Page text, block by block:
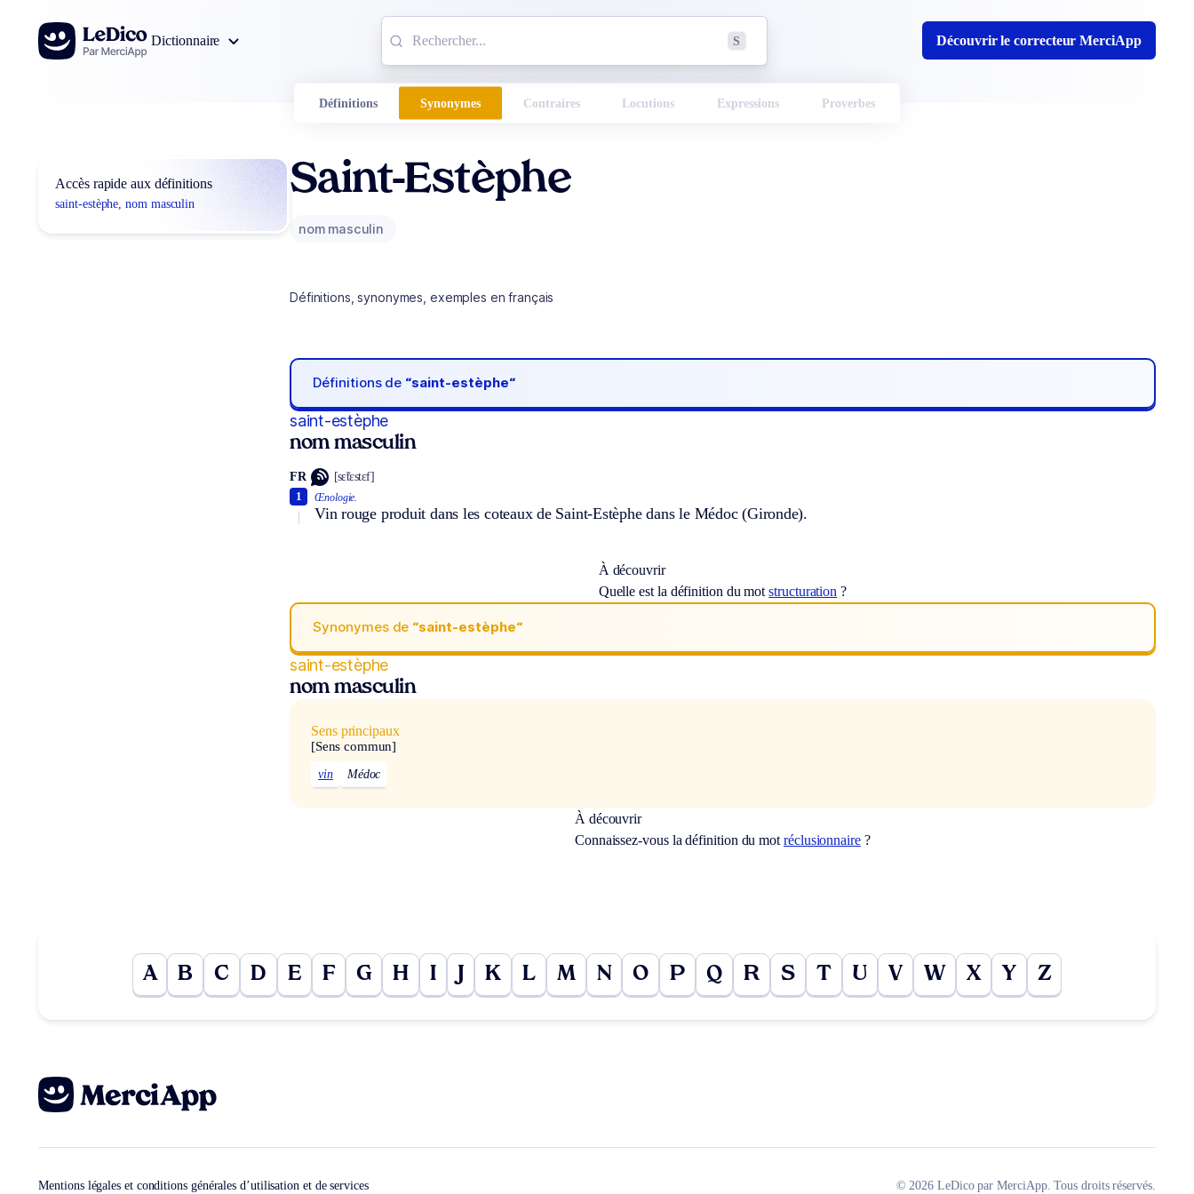
Aller au contenu
Dictionnaire
S Découvrir le correcteur MerciApp
Définitions Synonymes Contraires Locutions Expressions Proverbes
Accès rapide aux définitions
saint-estèphe, nom masculin
Saint-Estèphe
nom masculin
Définitions, synonymes, exemples en français
Définitions de “saint-estèphe“
saint-estèphe
nom masculin
FR [sɛ̃tɛstɛf]
Œnologie.
Vin rouge produit dans les coteaux de Saint-Estèphe dans le Médoc (Gironde).
1
À découvrir
Quelle est la définition du motstructuration ?
Synonymes de “saint-estèphe“
saint-estèphe
nom masculin
Sens principaux
[Sens commun]
vin Médoc
À découvrir
Connaissez-vous la définition du motréclusionnaire?
A B C D E F G H I J K L M N O P Q R S T U V W X Y Z
Mentions légales et conditions générales d’utilisation et de services © 2026 LeDico par MerciApp. Tous droits réservés.